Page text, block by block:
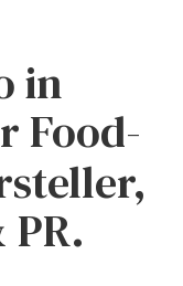
in
Food-